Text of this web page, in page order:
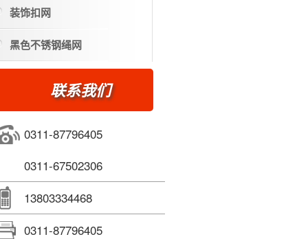
装饰扣网
黑色不锈钢绳网
联系我们
0311-87796405
0311-67502306
13803334468
0311-87796405